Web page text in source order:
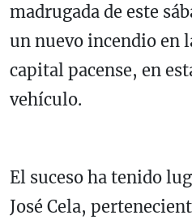
madrugada de este
un nuevo incendio en
capital pacense, en
vehículo.
El suceso ha tenido
José Cela,